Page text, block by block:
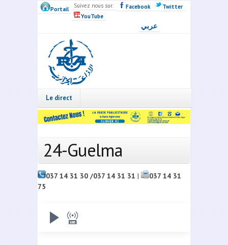
Skip to main content
Portail Suivez nous sur: Facebook
Twitter
YouTube
عربي
Radio
Algérie
Live
Le direct
24-Guelma
037 14 31 30 /037 14 31 31 |
037 14 31
75